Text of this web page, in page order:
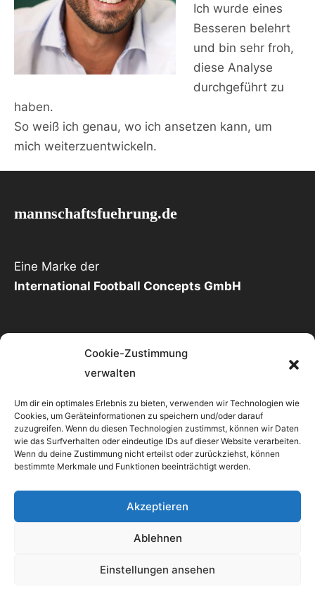
Cookie-Zustimmung
verwalten
Um dir ein optimales Erlebnis zu bieten, verwenden wir Technologien wie
Cookies, um Geräteinformationen zu speichern und/oder darauf
zuzugreifen. Wenn du diesen Technologien zustimmst, können wir Daten
wie das Surfverhalten oder eindeutige IDs auf dieser Website verarbeiten.
Wenn du deine Zustimmung nicht erteilst oder zurückziehst, können
bestimmte Merkmale und Funktionen beeinträchtigt werden.
Akzeptieren
Ablehnen
Einstellungen ansehen
Ich wurde eines
Besseren belehrt
und bin sehr froh,
diese Analyse
durchgeführt zu
haben.
So weiß ich genau, wo ich ansetzen kann, um
mich weiterzuentwickeln.
mannschaftsfuehrung.de
Eine Marke der
International Football Concepts GmbH
International Football Concepts GmbH
Zurstraßenweg 9 - 48231 Warendorf
info@mannschaftsfuehrung.de
© Copyright 2022 - mannschaftsfuehrung.de - All